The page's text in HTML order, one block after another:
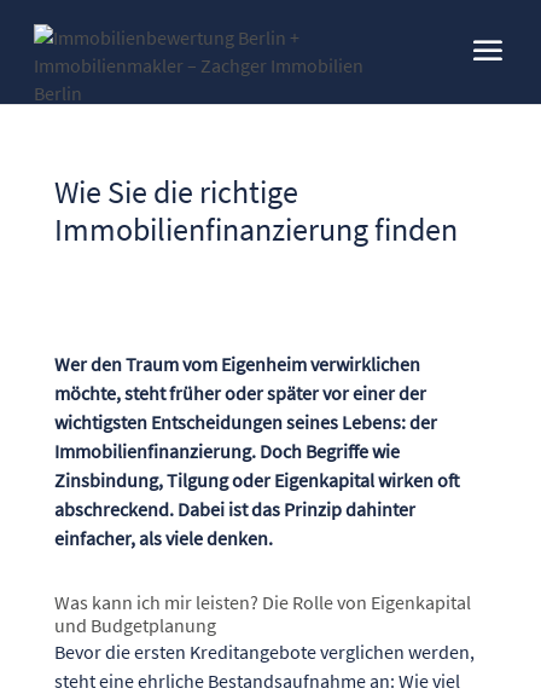
Wie Sie die richtige
Immobilienfinanzierung finden
Wer den Traum vom Eigenheim verwirklichen
möchte, steht früher oder später vor einer der
wichtigsten Entscheidungen seines Lebens: der
Immobilienfinanzierung. Doch Begriffe wie
Zinsbindung, Tilgung oder Eigenkapital wirken oft
abschreckend. Dabei ist das Prinzip dahinter
einfacher, als viele denken.
Was kann ich mir leisten? Die Rolle von Eigenkapital
und Budgetplanung
Bevor die ersten Kreditangebote verglichen werden,
steht eine ehrliche Bestandsaufnahme an: Wie viel